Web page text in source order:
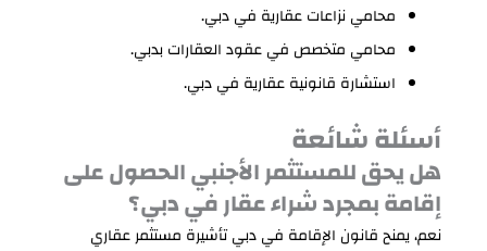
محامي نزاعات عقارية في دبي.
محامي متخصص في عقود العقارات بدبي.
استشارة قانونية عقارية في دبي.
أسئلة شائعة
هل يحق للمستثمر الأجنبي الحصول على
إقامة بمجرد شراء عقار في دبي؟
نعم، يمنح قانون الإقامة في دبي تأشيرة مستثمر عقاري